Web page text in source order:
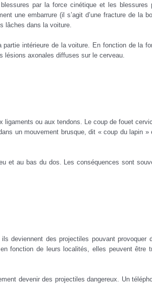
par la force cinétique et les blessures
une embarrure (il s’agit d’une fracture de la
lâches dans la voiture.
partie intérieure de la voiture. En fonction de la
lésions axonales diffuses sur le cerveau.
ou aux tendons. Le coup de fouet
un mouvement brusque, dit « coup du lapin »
et au bas du dos. Les conséquences sont
deviennent des projectiles pouvant provoquer
fonction de leurs localités, elles peuvent être
devenir des projectiles dangereux. Un